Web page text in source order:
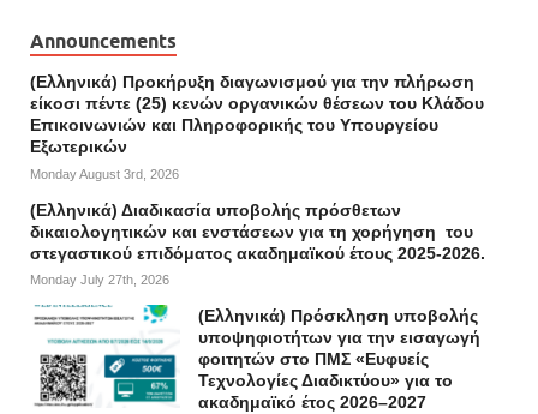
Announcements
(Ελληνικά) Προκήρυξη διαγωνισμού για την πλήρωση
είκοσι πέντε (25) κενών οργανικών θέσεων του Κλάδου
Επικοινωνιών και Πληροφορικής του Υπουργείου
Εξωτερικών
Monday August 3rd, 2026
(Ελληνικά) Διαδικασία υποβολής πρόσθετων
δικαιολογητικών και ενστάσεων για τη χορήγηση του
στεγαστικού επιδόματος ακαδημαϊκού έτους 2025-2026.
Monday July 27th, 2026
(Ελληνικά) Πρόσκληση υποβολής
υποψηφιοτήτων για την εισαγωγή
φοιτητών στο ΠΜΣ «Ευφυείς
Τεχνολογίες Διαδικτύου» για το
ακαδημαϊκό έτος 2026–2027